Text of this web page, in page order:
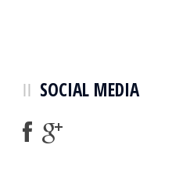
SOCIAL MEDIA